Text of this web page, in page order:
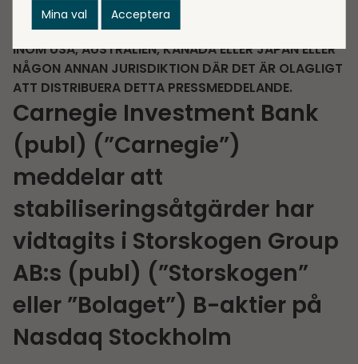
INTE FÖR OFFENTLIGGÖRANDE, PUBLICERING ELLER
DISTRIBUTION, DIREKT ELLER INDIREKT, TILL ELLER
INOM USA, AUSTRALIEN, KANADA ELLER JAPAN ELLER
NÅGON ANNAN JURISDIKTION DÄR DET ÄR OLAGLIGT
ATT DISTRIBUERA DETTA PRESSMEDDELANDE.
Carnegie Investment Bank
(publ) (”Carnegie”)
meddelar att
stabiliseringsåtgärder har
vidtagits i Storskogen Group
AB:s (publ) (”Storskogen”
eller ”Bolaget”) B-aktier på
Nasdaq Stockholm
Mina val Acceptera